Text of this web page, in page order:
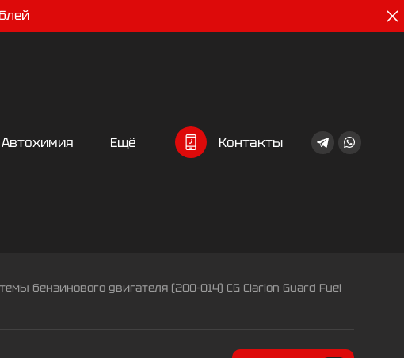
Автохимия Ещё Контакты
бензинового двигателя (200-014) CG Clarion Guard Fuel